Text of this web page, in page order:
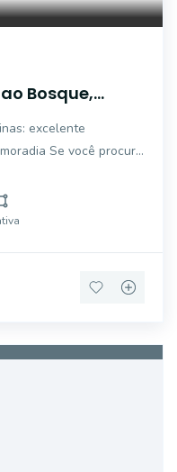
Bosque,
excelente
procura
de Campinas é